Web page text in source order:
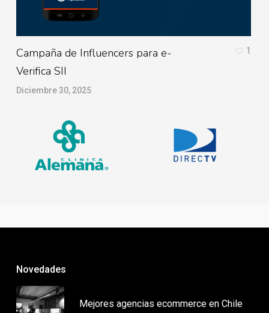
Campaña de Influencers para e-
Verifica SII
Diciembre 30, 2025
1
Novedades
Mejores agencias ecommerce en Chile